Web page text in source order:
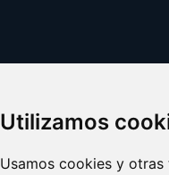
Utilizamos
Usamos cookies y otras